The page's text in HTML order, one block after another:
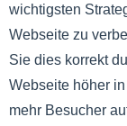
wichtigsten
Webseite zu
Sie dies korrekt
Webseite höher
mehr Besucher